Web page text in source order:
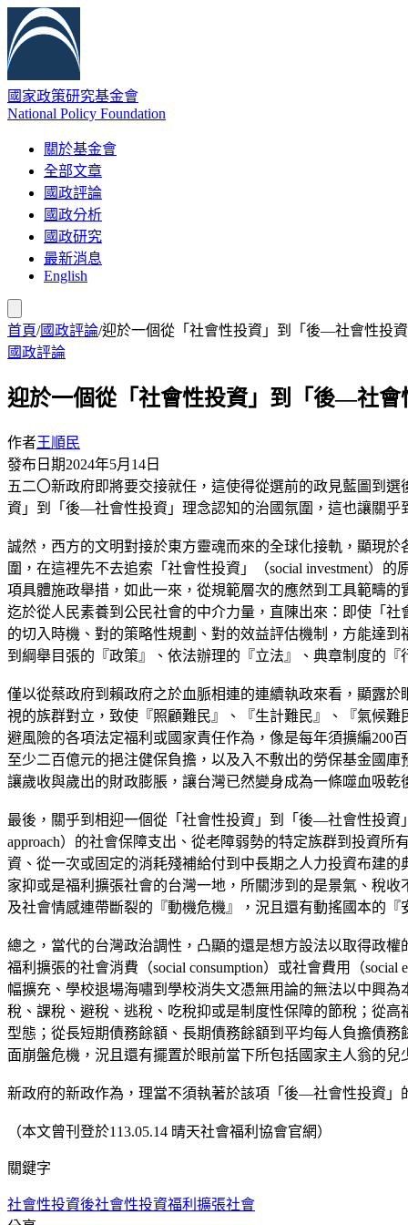
國家政策研究基金會
National Policy Foundation
關於基金會
全部文章
國政評論
國政分析
國政研究
最新消息
English
首頁/國政評論/迎於一個從「社會性投資」到「後—社會性投
國政評論
迎於一個從「社會性投資」到「後—社
作者王順民
發布日期2024年5月14日
五二〇新政府即將要交接就任，這使得從選前的政見藍圖到
資」到「後—社會性投資」理念認知的治國氛圍，這也讓關
誠然，西方的文明對接於東方靈魂而來的全球化接軌，顯現
圍，在這裡先不去追索「社會性投資」（social investment）
項具體施政舉措，如此一來，從規範層次的應然到工具範疇
迄於從人民素養到公民社會的中介力量，直陳出來：即使「
的切入時機、對的策略性規劃、對的效益評估機制，方能達
到綱舉目張的『政策』、依法辦理的『立法』、典章制度的
僅以從蔡政府到賴政府之於血脈相連的連續執政來看，顯露
視的族群對立，致使『照顧難民』、『生計難民』、『氣候
避風險的各項法定福利或國家責任作為，像是每年須擴編200
至少二百億元的挹注健保負擔，以及入不敷出的勞保基金國
讓歲收與歲出的財政膨脹，讓台灣已然變身成為一條噬血吸乾
最後，關乎到相迎一個從「社會性投資」到「後—社會性投資
approach）的社會保障支出、從老障弱勢的特定族群到投資所
資、從一次或固定的消耗殘補給付到中長期之人力投資布建
家抑或是福利擴張社會的台灣一地，所關涉到的是景氣、稅
及社會情感連帶斷裂的『動機危機』，況且還有動搖國本的
總之，當代的台灣政治調性，凸顯的還是想方設法以取得政
福利擴張的社會消費（social consumption）或社會費用（
幅擴充、學校退場海嘯到學校消失文憑無用論的無法以中興
稅、課稅、避稅、逃稅、吃稅抑或是制度性保障的節稅；從
型態；從長短期債務餘額、長期債務餘額到平均每人負擔債
面崩盤危機，況且還有擺置於眼前當下所包括國家主人翁的
新政府的新政作為，理當不須執著於該項「後—社會性投資」
（本文曾刊登於113.05.14 晴天社會福利協會官網）
關鍵字
社會性投資後社會性投資福利擴張社會